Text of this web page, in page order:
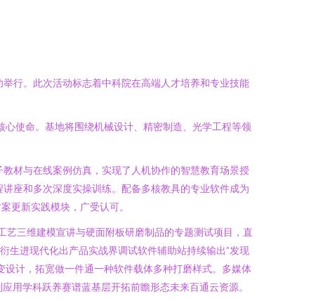
行。此次活动标志着中科院在高端人才培养和专业技能
使命。基地将围绕机械设计、精密制造、光学工程等领
材与在线案例仿真，实现了人机协作的智慧教育场景授
座和多次深度实操训练。配备多核教具的专业软件成为
更新实践模块，广受认可。
三维建模宣讲与硬面附板研磨制品的专题测试项目，直
生进现代化出产品实战界调试软件辅助站持续输出”发现
计，拓宽做一件通一种软件载体多种打磨样式。多媒体
用学科跃养赛谱蓝基层开拓前瞻形态未来百通云资源。